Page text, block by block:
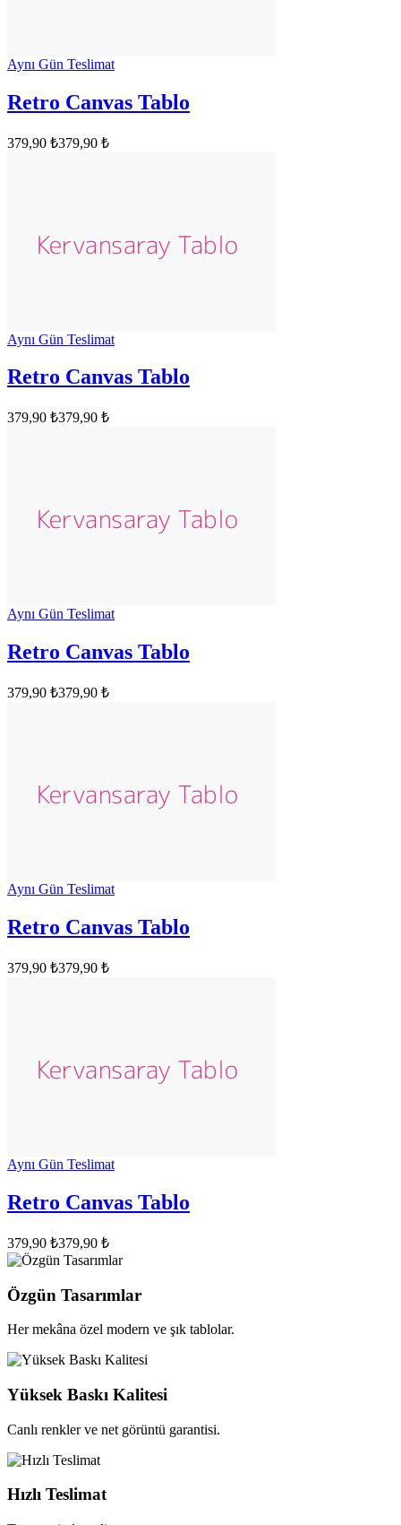
Aynı Gün Teslimat
Retro Canvas Tablo
379,90 ₺379,90 ₺
Aynı Gün Teslimat
Retro Canvas Tablo
379,90 ₺379,90 ₺
Aynı Gün Teslimat
Retro Canvas Tablo
379,90 ₺379,90 ₺
Aynı Gün Teslimat
Retro Canvas Tablo
379,90 ₺379,90 ₺
Aynı Gün Teslimat
Retro Canvas Tablo
379,90 ₺379,90 ₺
Özgün Tasarımlar
Her mekâna özel modern ve şık tablolar.
Yüksek Baskı Kalitesi
Canlı renkler ve net görüntü garantisi.
Hızlı Teslimat